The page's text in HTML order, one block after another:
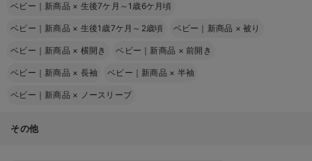
ベビー｜新商品 × 生後7ケ月～1歳6ケ月頃
ベビー｜新商品 × 生後1歳7ケ月～2歳頃 ベビー｜新商品 ×被り
ベビー｜新商品 × 横開き ベビー｜新商品 ×前開き
ベビー｜新商品 × 長袖 ベビー｜新商品 × 半袖
ベビー｜新商品 × ノースリーブ
その他